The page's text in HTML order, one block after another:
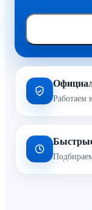
Работаем